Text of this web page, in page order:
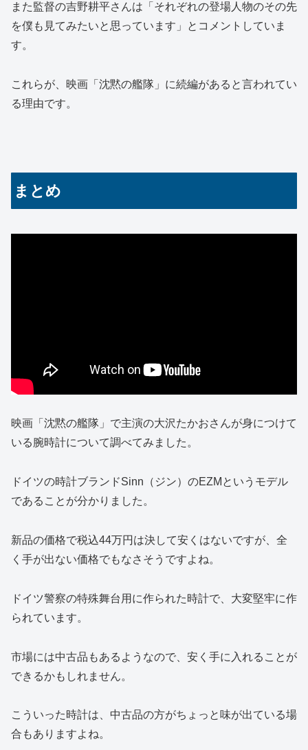
また監督の吉野耕平さんは「それぞれの登場人物のその先
を僕も見てみたいと思っています」とコメントしていま
す。
これらが、映画「沈黙の艦隊」に続編があると言われてい
る理由です。
まとめ
映画「沈黙の艦隊」で主演の大沢たかおさんが身につけて
いる腕時計について調べてみました。
ドイツの時計ブランドSinn（ジン）のEZMというモデル
であることが分かりました。
新品の価格で税込44万円は決して安くはないですが、全
く手が出ない価格でもなさそうですよね。
ドイツ警察の特殊舞台用に作られた時計で、大変堅牢に作
られています。
市場には中古品もあるようなので、安く手に入れることが
できるかもしれません。
こういった時計は、中古品の方がちょっと味が出ている場
合もありますよね。